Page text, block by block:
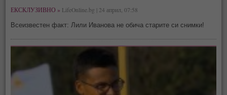
ЕКСКЛУЗИВНО » LifeOnline.bg | 24 април, 07:58
Всеизвестен факт: Лили Иванова не обича старите си снимки!